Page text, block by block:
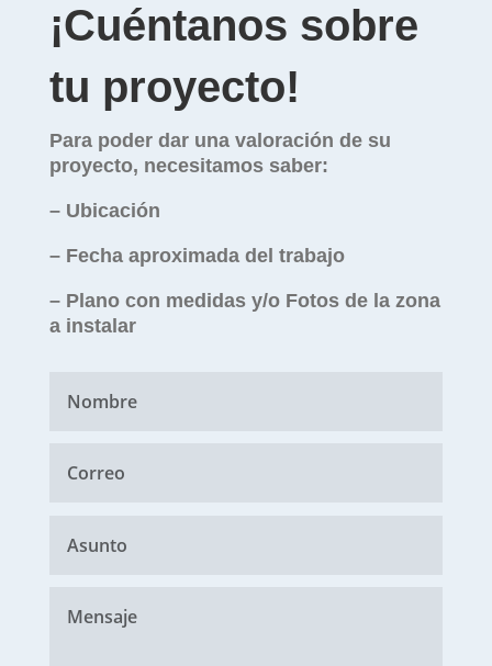
¡Cuéntanos sobre
tu proyecto!
Para poder dar una valoración de su
proyecto, necesitamos saber:
– Ubicación
– Fecha aproximada del trabajo
– Plano con medidas y/o Fotos de la zona
a instalar